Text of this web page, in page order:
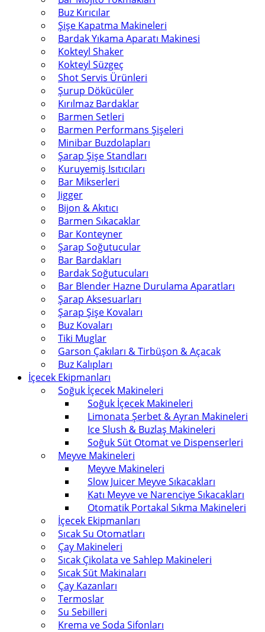
Buz Kırıcılar
Şişe Kapatma Makineleri
Bardak Yıkama Aparatı Makinesi
Kokteyl Shaker
Kokteyl Süzgeç
Shot Servis Ürünleri
Şurup Dökücüler
Kırılmaz Bardaklar
Barmen Setleri
Barmen Performans Şişeleri
Minibar Buzdolapları
Şarap Şişe Standları
Kuruyemiş Isıtıcıları
Bar Mikserleri
Jigger
Bijon & Akıtıcı
Barmen Sıkacaklar
Bar Konteyner
Şarap Soğutucular
Bar Bardakları
Bardak Soğutucuları
Bar Blender Hazne Durulama Aparatları
Şarap Aksesuarları
Şarap Şişe Kovaları
Buz Kovaları
Tiki Muglar
Garson Çakıları & Tirbüşon & Açacak
Buz Kalıpları
İçecek Ekipmanları
Soğuk İçecek Makineleri
Soğuk İçecek Makineleri
Limonata Şerbet & Ayran Makineleri
Ice Slush & Buzlaş Makineleri
Soğuk Süt Otomat ve Dispenserleri
Meyve Makineleri
Meyve Makineleri
Slow Juicer Meyve Sıkacakları
Katı Meyve ve Narenciye Sıkacakları
Otomatik Portakal Sıkma Makineleri
İçecek Ekipmanları
Sıcak Su Otomatları
Çay Makineleri
Sıcak Çikolata ve Sahlep Makineleri
Sıcak Süt Makinaları
Çay Kazanları
Termoslar
Su Sebilleri
Krema ve Soda Sifonları